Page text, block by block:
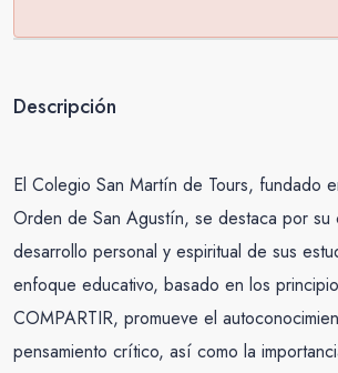
Descripción
El Colegio San Martín de Tours, fundado
Orden de San Agustín, se destaca por su
desarrollo personal y espiritual de sus
enfoque educativo, basado en los
COMPARTIR, promueve el
pensamiento crítico, así como la